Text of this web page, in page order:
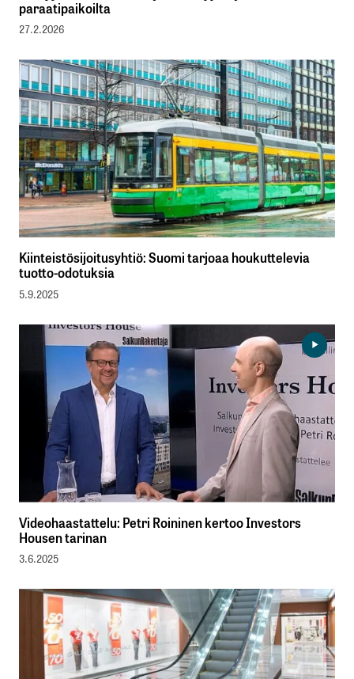
paraatipaikoilta
27.2.2026
Kiinteistösijoitusyhtiö: Suomi tarjoaa houkuttelevia
tuotto-odotuksia
5.9.2025
Videohaastattelu: Petri Roininen kertoo Investors
Housen tarinan
3.6.2025